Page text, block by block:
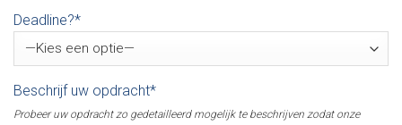
Deadline?*
Beschrijf uw opdracht*
Probeer uw opdracht zo gedetailleerd mogelijk te beschrijven zodat onze